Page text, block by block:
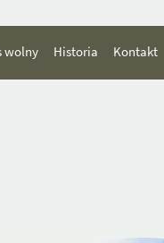
wolny Historia Kontakt